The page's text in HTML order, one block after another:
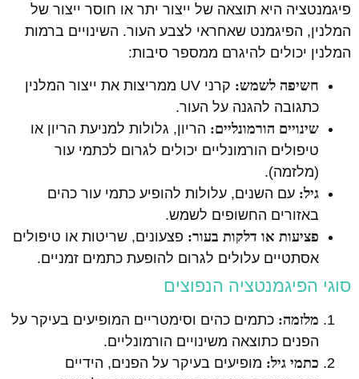
פיגמנטציה היא תוצאה של ייצור יתר או חוסר ייצור של
המלנין, הפיגמנט שאחראי לצבע העור. השינויים ברמות
המלנין יכולים להיגרם ממספר סיבות:
חשיפה לשמש:
קרני UV ממריצות את ייצור המלנין
כתגובה להגנה על העור.
שינויים הורמונליים:הריון, גלולות למניעת הריון או
טיפולים הורמונליים יכולים לגרום לכתמי עור
(מלזמה).
גיל:עם השנים, עלולות להופיע כתמי עור כהים
באזורים החשופים לשמש.
פציעות או דלקות בעור:פצעונים, שריטות או טיפולים
אסתטיים עלולים לגרום להופעת כתמים זמניים.
סוגי הפיגמנטציה הנפוצים
מלזמה:כתמים כהים וסימטריים המופיעים בעיקר על
הפנים כתוצאה משינויים הורמונליים.
כתמי גיל:מופיעים בעיקר על הפנים, הידיים